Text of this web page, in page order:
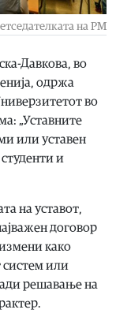
на РМ
Давкова, во
одржа
во
„Уставните
или уставен
и
на уставот,
договор
како
или
решавање на